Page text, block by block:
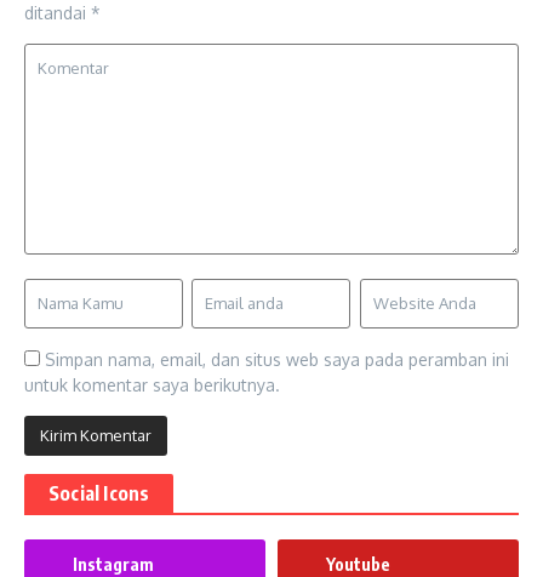
ditandai *
Simpan nama, email, dan situs web saya pada peramban ini
untuk komentar saya berikutnya.
Social Icons
Instagram
Youtube